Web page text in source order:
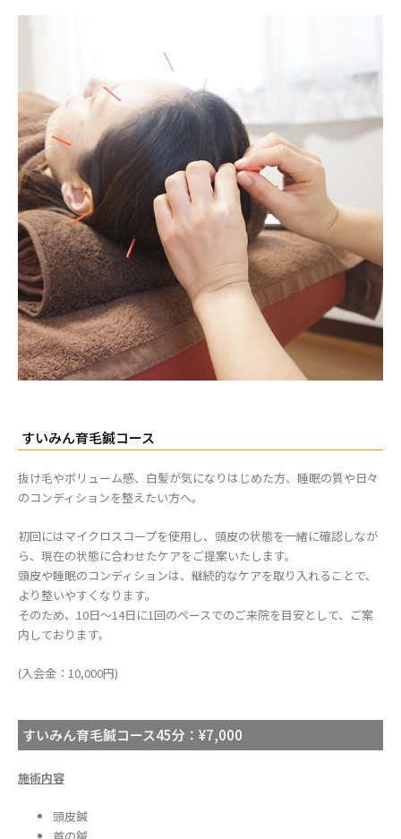
すいみん育毛鍼コース
抜け毛やボリューム感、白髪が気になりはじめた方、睡眠の質や日々
のコンディションを整えたい方へ。
初回にはマイクロスコープを使用し、頭皮の状態を一緒に確認しなが
ら、現在の状態に合わせたケアをご提案いたします。
頭皮や睡眠のコンディションは、継続的なケアを取り入れることで、
より整いやすくなります。
そのため、10日〜14日に1回のペースでのご来院を目安として、ご案
内しております。
(入会金：10,000円)
すいみん育毛鍼コース45分：¥7,000
施術内容
頭皮鍼
首の鍼